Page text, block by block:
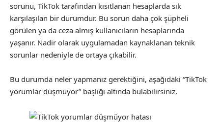
sorunu, TikTok tarafından kısıtlanan hesaplarda sık
karşılaşılan bir durumdur. Bu sorun daha çok şüpheli
görülen ya da ceza almış kullanıcıların hesaplarında
yaşanır. Nadir olarak uygulamadan kaynaklanan teknik
sorunlar nedeniyle de ortaya çıkabilir.
Bu durumda neler yapmanız gerektiğini, aşağıdaki “TikTok
yorumlar düşmüyor” başlığı altında bulabilirsiniz.